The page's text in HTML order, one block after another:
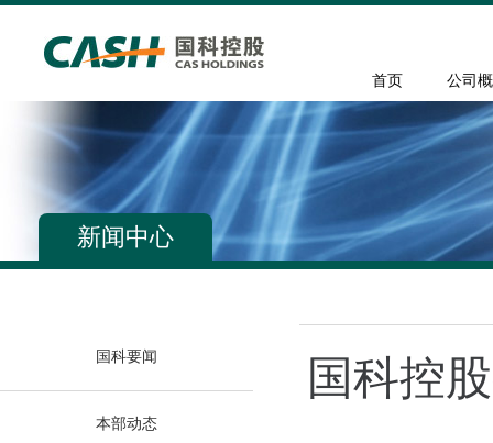
首页 公司
新闻中心
国科要闻
本部动态
国科控